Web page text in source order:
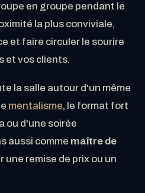
en groupe pendant le
la plus conviviale,
et faire circuler le sourire
et vos clients.
la salle autour d'un même
mentalisme, le format fort
ou d'une soirée
aussi comme maître de
une remise de prix ou un